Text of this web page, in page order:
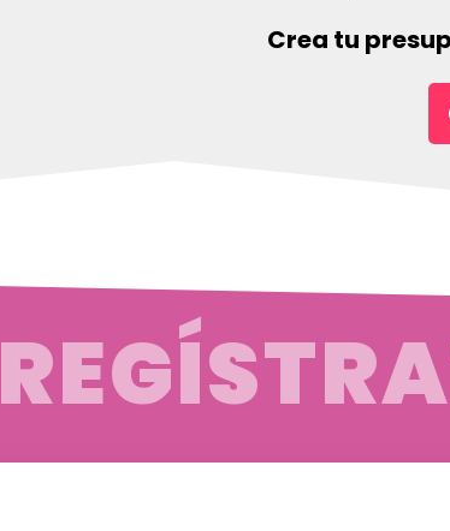
Crea tu